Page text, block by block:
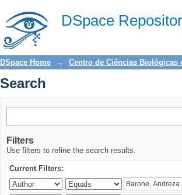
DSpace
Search
DSpace Home → Centro de Ciências Biológicas
Search
Filters
Use filters to refine the search results.
Current Filters: